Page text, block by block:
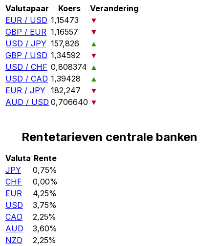
Valutapaar Koers
Verandering
EUR / USD 1,15473
▼
GBP / EUR 1,16557
▼
USD / JPY 157,826
▲
GBP / USD 1,34592
▼
USD / CHF 0,808374 ▲
USD / CAD 1,39428
▲
EUR / JPY 182,247
▼
AUD / USD 0,706640 ▼
Rentetarieven centrale banken
Valuta Rente
JPY
0,75%
CHF
0,00%
EUR
4,25%
USD
3,75%
CAD
2,25%
AUD
3,60%
NZD
2,25%